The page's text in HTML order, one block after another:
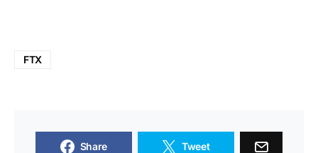
FTX
Share Tweet